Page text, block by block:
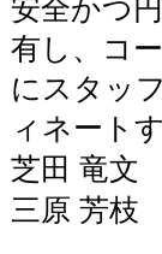
安全かつ
有し、コ
にスタッ
ィネート
芝田 竜文
三原 芳枝